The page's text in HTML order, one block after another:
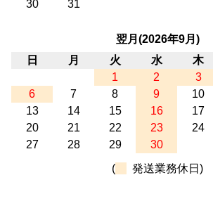
30
31
翌月(2026年9月)
日
月 火 水 木
1
2 3
6
7 8 9 10
13
14 15 16 17
20
21 22 23 24
27
28 29
30
(
発送業務休日)